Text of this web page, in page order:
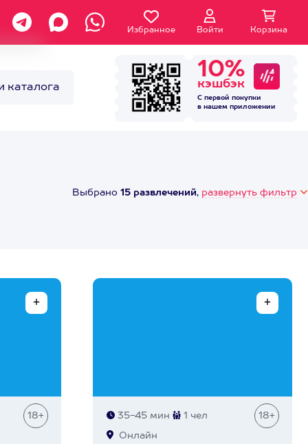
Избранное Войти Корзина
каталога
10%
кэшбэк
С первой покупки
в нашем приложении
Выбрано 15 развлечений, развернуть фильтр
18+ 35-45 мин 1 чел 18+
Онлайн